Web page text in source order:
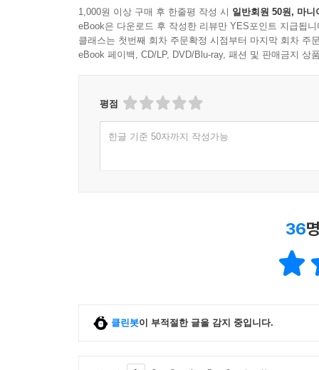
1,000원 이상 구매 후 한줄평 작성 시 일반회원 50원, 마니
eBook은 다운로드 후 작성한 리뷰만 YES포인트 지급됩니
클래스는 첫번째 회차 주문확정 시점부터 마지막 회차 주
eBook 페이백, CD/LP, DVD/Blu-ray, 패션 및 판매금지 상
평점
한글 기준 50자까지 작성가능
36
클린봇이 부적절한 글을 감지 중입니다.